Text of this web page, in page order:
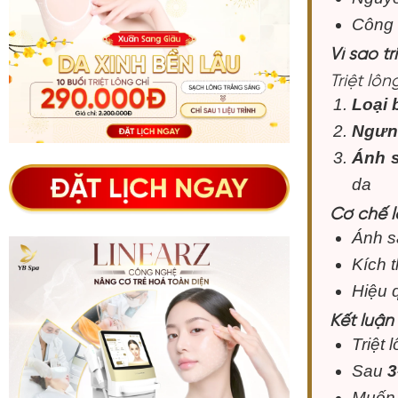
Công
Vì sao
Triệt
Loại
Ánh
da
Cơ chế
Ánh
Kích
Hiệu
Kết luận
Triệt
Sau